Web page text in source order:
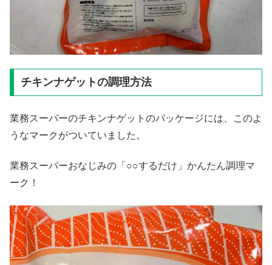
チキンナゲットの調理方法
業務スーパーのチキンナゲットのパッケージには、このよ
うなマークがついていました。
業務スーパーおなじみの「○○するだけ」かんたん調理マ
ーク！